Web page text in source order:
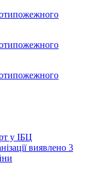
у ІБЦ
виявлено 3